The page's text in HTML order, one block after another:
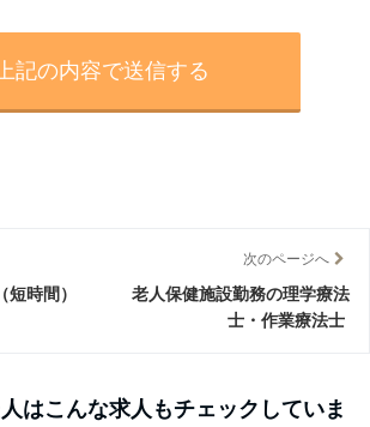
時間）
次のページへ
老人保健施設勤務の理学療法
士・作業療法士
はこんな求人もチェックしていま